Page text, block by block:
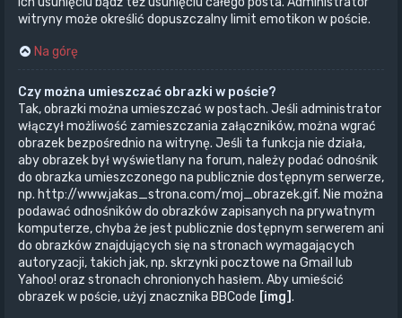
witryny może określić dopuszczalny limit emotikon w poście.
Na górę
Czy można umieszczać obrazki w poście?
Tak, obrazki można umieszczać w postach. Jeśli administrator
włączył możliwość zamieszczania załączników, można wgrać
obrazek bezpośrednio na witrynę. Jeśli ta funkcja nie działa,
aby obrazek był wyświetlany na forum, należy podać odnośnik
do obrazka umieszczonego na publicznie dostępnym serwerze,
np. http://www.jakas_strona.com/moj_obrazek.gif. Nie można
podawać odnośników do obrazków zapisanych na prywatnym
komputerze, chyba że jest publicznie dostępnym serwerem ani
do obrazków znajdujących się na stronach wymagających
autoryzacji, takich jak, np. skrzynki pocztowe na Gmail lub
Yahoo! oraz stronach chronionych hasłem. Aby umieścić
obrazek w poście, użyj znacznika BBCode [img].